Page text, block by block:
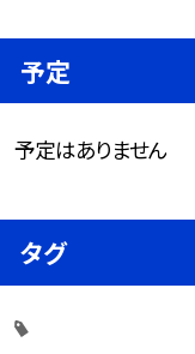
予定
予定はありません
タグ